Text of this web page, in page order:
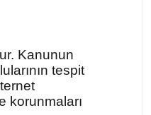
Kanunun
tespit
korunmaları